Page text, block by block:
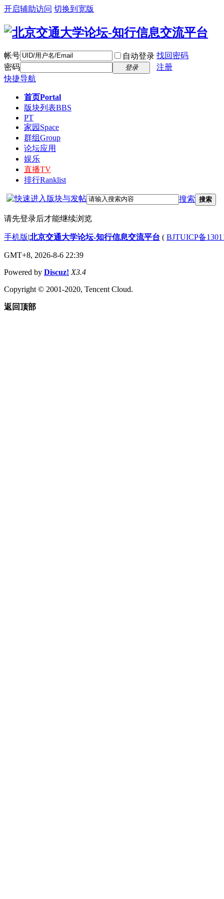
开启辅助访问 切换到宽版
帐号 自动登录 找回密码
密码
登录
注册
快捷导航
首页Portal
版块列表BBS
PT
家园 Space
群组Group
论坛应用
娱乐
直播TV
排行Ranklist
搜索 搜索
请先登录后才能继续浏览
手机版|北京交通大学论坛-知行信息交流平台 ( BJTUICP备
GMT+8, 2026-8-6 22:39
Powered by Discuz! X3.4
Copyright © 2001-2020, Tencent Cloud.
返回顶部